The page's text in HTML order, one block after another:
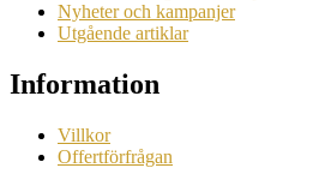
Nyheter och kampanjer
Utgående artiklar
Information
Villkor
Offertförfrågan